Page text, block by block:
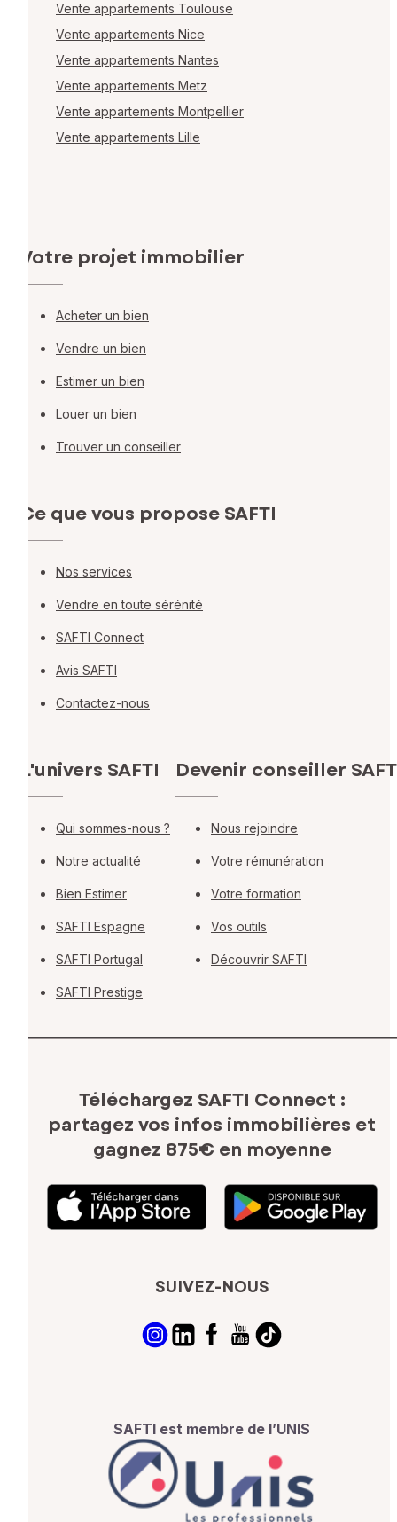
Vente appartements Toulouse
Vente appartements Nice
Vente appartements Nantes
Vente appartements Metz
Vente appartements Montpellier
Vente appartements Lille
Votre projet immobilier
Acheter un bien
Vendre un bien
Estimer un bien
Louer un bien
Trouver un conseiller
Ce que vous propose SAFTI
Nos services
Vendre en toute sérénité
SAFTI Connect
Avis SAFTI
Contactez-nous
L'univers SAFTI
Qui sommes-nous ?
Notre actualité
Bien Estimer
SAFTI Espagne
SAFTI Portugal
SAFTI Prestige
Devenir conseiller
Nous rejoindre
Votre rémunération
Votre formation
Vos outils
Découvrir SAFTI
Téléchargez SAFTI Connect :
partagez vos infos immobilières et
gagnez 875€ en moyenne
SUIVEZ-NOUS
SAFTI est membre de l’UNIS